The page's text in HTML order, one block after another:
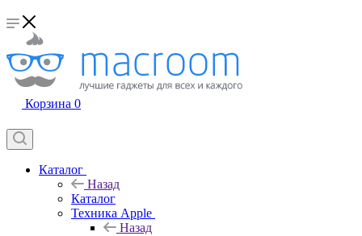
Корзина 0
Каталог
Назад
Каталог
Техника Apple
Назад